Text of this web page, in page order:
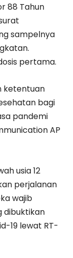
88 Tahun
sampelnya
pertama.
ketentuan
bagi
pandemi
AP
usia 12
perjalanan
wajib
dibuktikan
19 lewat RT-